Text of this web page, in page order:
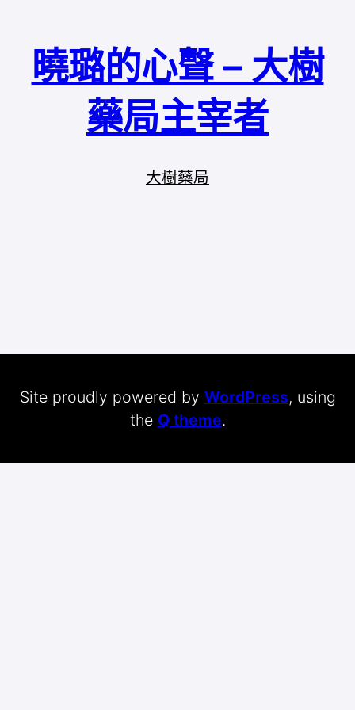
曉璐的心聲 – 大樹
藥局主宰者
大樹藥局
Site proudly powered by WordPress, using
the Q theme.